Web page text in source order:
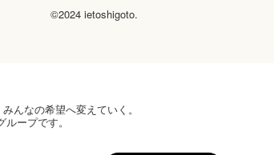
©2024 ietoshigoto.
んなの希望へ変えていく。
ープです。